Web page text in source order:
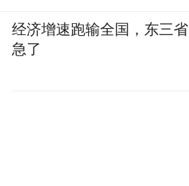
经济增速跑输全国，东三省
急了